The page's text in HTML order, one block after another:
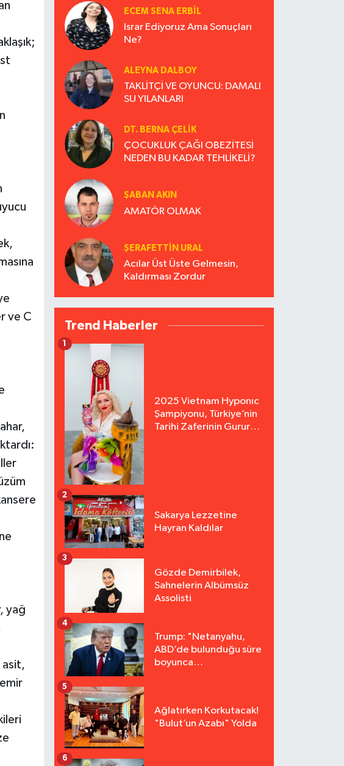
ve C
yağ
asit,
ECEM SENA ERBIL
Israr Ediyoruz Ama Sonuçları
Ne?
ALEYNA DALBOY
TAKLİTÇİ VE OYUNCU: DAMALI
SU YILANLARI
DT. BERNA ÇELIK
ÇOCUKLUK ÇAĞI OBEZİTESİ
NEDEN BU KADAR TEHLİKELİ?
ŞABAN AKIN
AMATÖR OLMAK
ŞERAFETTIN URAL
Acılar Üst Üste Gelmesin,
Kaldırması Zordur
Trend Haberler
2025 Vietnam Hyponıc
Şampiyonu, Türkiye’nin
Tarihi Zaferinin Gururu
1
Sakarya Lezzetine
Hayran Kaldılar
2
Gözde Demirbilek,
Sahnelerin Albümsüz
Assolisti
3
Trump: "Netanyahu,
ABD’de bulunduğu süre
boyunca
4
Ağlatırken Korkutacak!
"Bulut’un Azabı" Yolda
5
6